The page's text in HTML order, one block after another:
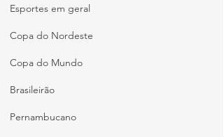
Esportes em geral
Copa do Nordeste
Copa do Mundo
Brasileirão
Pernambucano